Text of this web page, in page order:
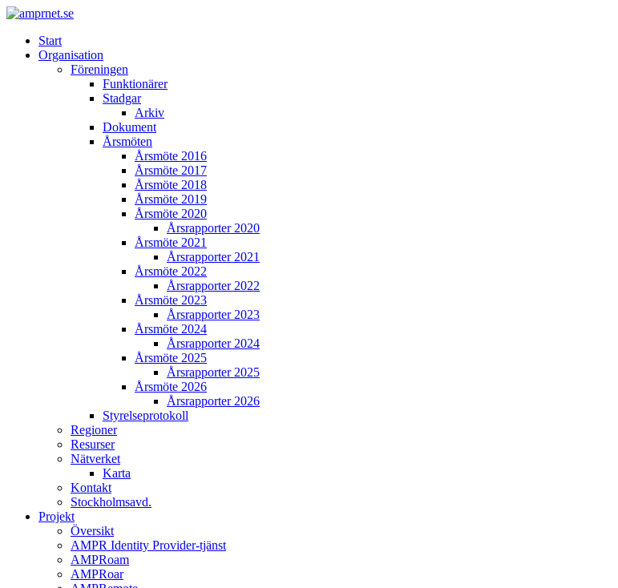
Start
Organisation
Föreningen
Funktionärer
Stadgar
Arkiv
Dokument
Årsmöten
Årsmöte 2016
Årsmöte 2017
Årsmöte 2018
Årsmöte 2019
Årsmöte 2020
Årsrapporter 2020
Årsmöte 2021
Årsrapporter 2021
Årsmöte 2022
Årsrapporter 2022
Årsmöte 2023
Årsrapporter 2023
Årsmöte 2024
Årsrapporter 2024
Årsmöte 2025
Årsrapporter 2025
Årsmöte 2026
Årsrapporter 2026
Styrelseprotokoll
Regioner
Resurser
Nätverket
Karta
Kontakt
Stockholmsavd.
Projekt
Översikt
AMPR Identity Provider-tjänst
AMPRoam
AMPRoar